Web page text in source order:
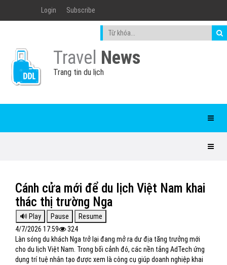
Login Subscribe
Travel News
Trang tin du lịch
Cánh cửa mới để du lịch Việt Nam khai
thác thị trường Nga
4/7/2026 17:59
324
Làn sóng du khách Nga trở lại đang mở ra dư địa tăng trưởng mới
cho du lịch Việt Nam. Trong bối cảnh đó, các nền tảng AdTech ứng
dụng trí tuệ nhân tạo được xem là công cụ giúp doanh nghiệp khai